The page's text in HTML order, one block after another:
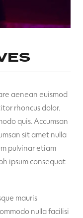
aenean euismod
rhoncus dolor.
quis. Accumsan
sit amet nulla
pulvinar etiam
ipsum consequat
mauris
nulla facilisi